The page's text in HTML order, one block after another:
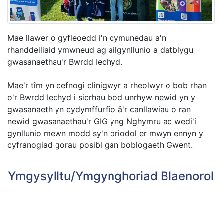
Mae llawer o gyfleoedd i'n cymunedau a'n
rhanddeiliaid ymwneud ag ailgynllunio a datblygu
gwasanaethau'r Bwrdd Iechyd.
Mae'r tîm yn cefnogi clinigwyr a rheolwyr o bob rhan
o'r Bwrdd Iechyd i sicrhau bod unrhyw newid yn y
gwasanaeth yn cydymffurfio â'r canllawiau o ran
newid gwasanaethau'r GIG yng Nghymru ac wedi'i
gynllunio mewn modd sy'n briodol er mwyn ennyn y
cyfranogiad gorau posibl gan boblogaeth Gwent.
Ymgysylltu/Ymgynghoriad Blaenorol